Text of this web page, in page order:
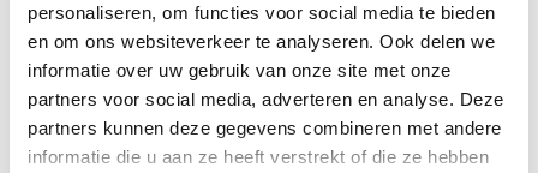
personaliseren, om functies voor social media te bieden
en om ons websiteverkeer te analyseren. Ook delen we
informatie over uw gebruik van onze site met onze
partners voor social media, adverteren en analyse. Deze
partners kunnen deze gegevens combineren met andere
informatie die u aan ze heeft verstrekt of die ze hebben